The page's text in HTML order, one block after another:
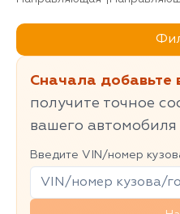
Сначала
получите точное
вашего автомобиля
Введите VIN/номер